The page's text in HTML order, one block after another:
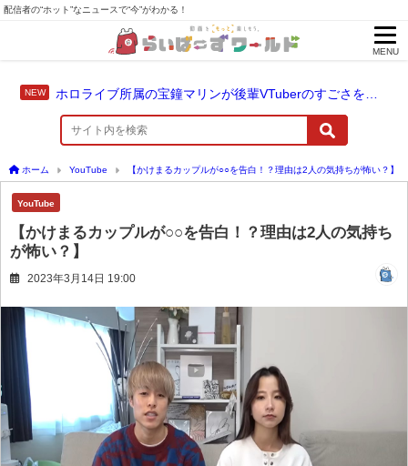
配信者の“ホット”なニュースで“今”がわかる！
MENU
ホーム YouTube 【かけまるカップルが○○を告白！？理由は2人の気持ちが怖い？】
YouTube
【かけまるカップルが○○を告白！？理由は2人の気持ち
が怖い？】
2023年3月14日 19:00